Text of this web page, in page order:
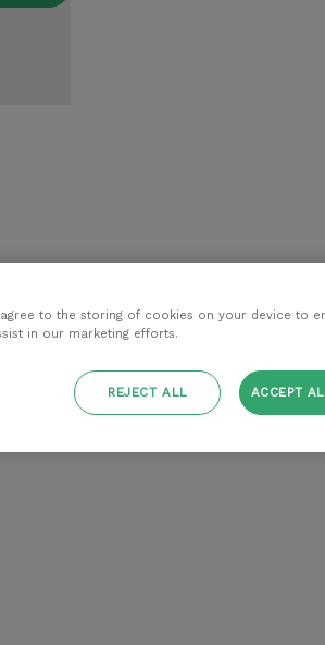
agree to the storing of cookies on your device to
in our marketing efforts.
REJECT ALL ACCEPT